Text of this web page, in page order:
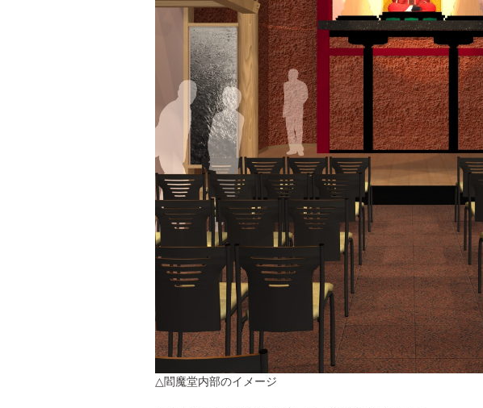
△閻魔堂内部のイメージ